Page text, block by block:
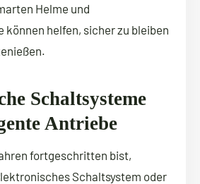
Helme und
helfen, sicher zu bleiben
Schaltsysteme
Antriebe
fortgeschritten bist,
Schaltsystem oder